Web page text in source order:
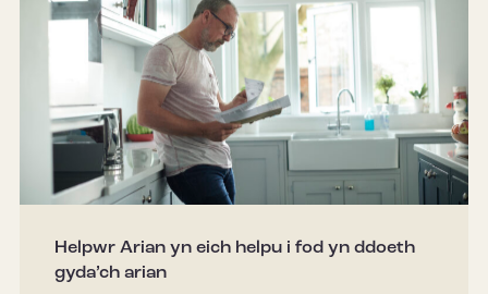
Helpwr Arian yn eich helpu i fod yn ddoeth
gyda’ch arian